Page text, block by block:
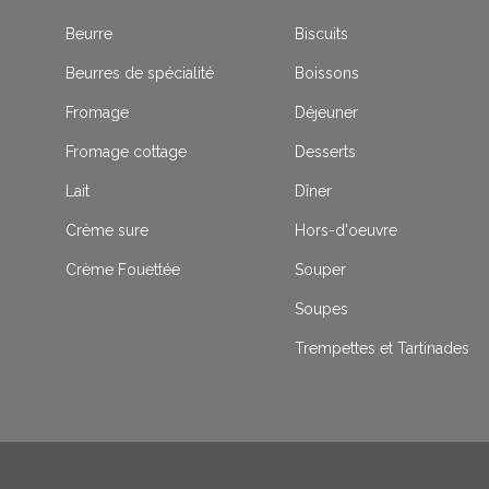
Beurre
Beurres de spécialité
Fromage
Fromage cottage
Lait
Crème sure
Crème Fouettée
Biscuits
Boissons
Déjeuner
Desserts
Dîner
Hors-d'oeuvre
Souper
Soupes
Trempettes et Tartinades